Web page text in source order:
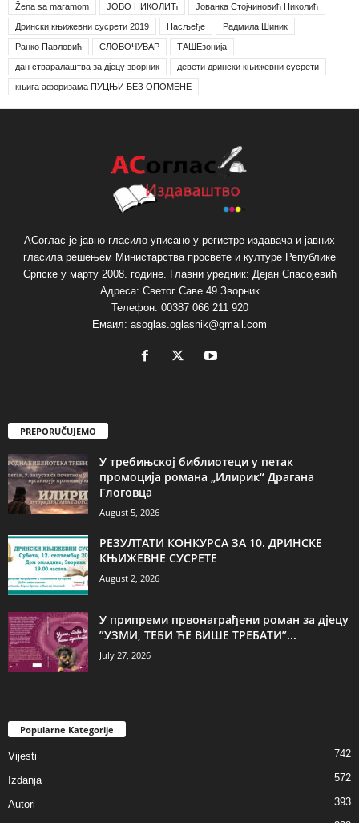
Žena sa maramom ЈОВО НИКОЛИЋ Јованка Стојчиновић Николић
Дрински књижевни сусрети 2019 Насљеђе Радмила Шиник
Ранко Павловић СЛОВОЧУВАР ТАШЕзонија
дан стваралаштва за дјецу зворник девети дрински књижевни сусрети
књига афоризама ПУЦЊИ БЕЗ ОПОМЕНЕ
АСоглас је јавно гласило уписано у регистре издавача и јавних
гласила решењем Министарства просвете и културе Републике
Српске у марту 2008. године. Главни уредник: Дејан Спасојевић
Адреса: Светог Саве 49 Зворник
Телефон: 00387 066 211 920
Емаил: asoglas.oglasnik@gmail.com
PREPORUČUJEMO
У требињској библиотеци у петак
промоција романа „Илирик“ Драгана
Глоговца
August 5, 2026
РЕЗУЛТАТИ КОНКУРСА ЗА 10. ДРИНСКЕ
КЊИЖЕВНЕ СУСРЕТЕ
August 2, 2026
У припреми првонаграђени роман за дјецу
”УЗМИ, ТЕБИ ЋЕ ВИШЕ ТРЕБАТИ”...
July 27, 2026
Popularne Kategorije
Vijesti 742
Izdanja 572
Autori 393